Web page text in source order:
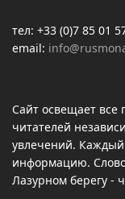
тел: +33 (0)7 85 01
email:
Сайт освещает все
читателей
увлечений. Каждый
информацию.
Лазурном берегу -